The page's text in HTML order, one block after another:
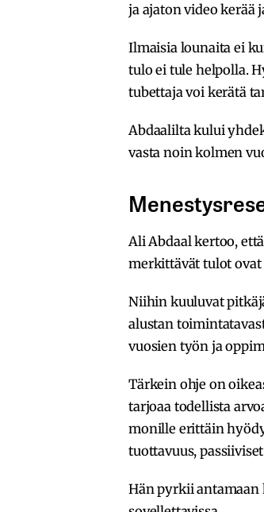
ja ajaton video kerää
Ilmaisia lounaita ei
tulo ei tule helpolla.
tubettaja voi kerätä
Abdaalilta kului
vasta noin kolmen
Ali Abdaal kertoo,
merkittävät tulot ovat
Niihin kuuluvat
alustan
vuosien työn ja
Tärkein ohje on
tarjoaa todellista
monille erittäin
tuottavuus,
Hän pyrkii antamaan